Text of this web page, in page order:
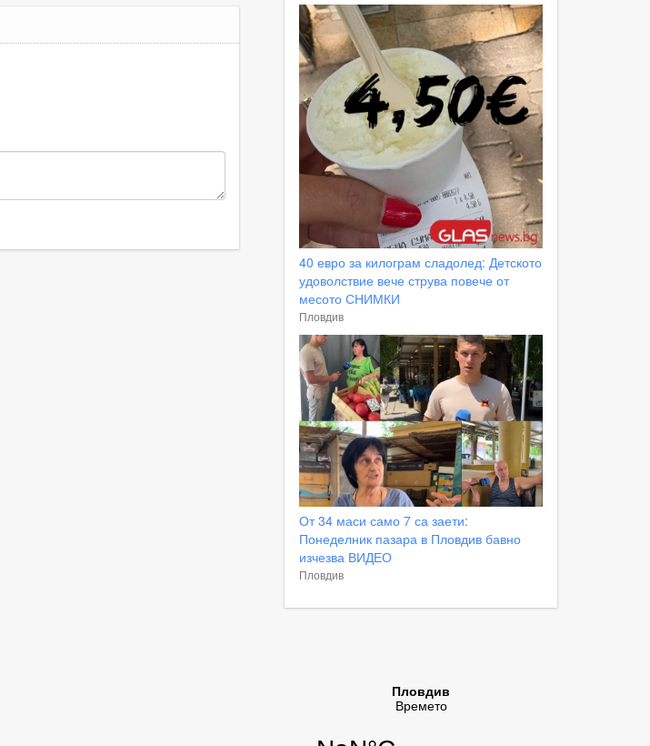
40 евро за килограм сладолед: Детското
удоволствие вече струва повече от
месото СНИМКИ
Пловдив
От 34 маси само 7 са заети:
Понеделник пазара в Пловдив бавно
изчезва ВИДЕО
Пловдив